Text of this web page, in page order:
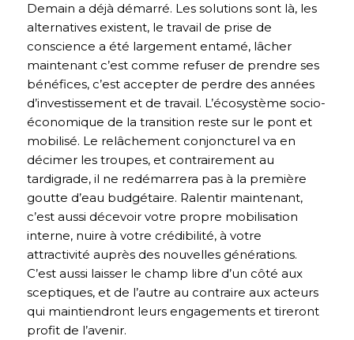
Demain a déjà démarré. Les solutions sont là, les
alternatives existent, le travail de prise de
conscience a été largement entamé, lâcher
maintenant c’est comme refuser de prendre ses
bénéfices, c’est accepter de perdre des années
d’investissement et de travail. L’écosystème socio-
économique de la transition reste sur le pont et
mobilisé. Le relâchement conjoncturel va en
décimer les troupes, et contrairement au
tardigrade, il ne redémarrera pas à la première
goutte d’eau budgétaire. Ralentir maintenant,
c’est aussi décevoir votre propre mobilisation
interne, nuire à votre crédibilité, à votre
attractivité auprès des nouvelles générations.
C’est aussi laisser le champ libre d’un côté aux
sceptiques, et de l’autre au contraire aux acteurs
qui maintiendront leurs engagements et tireront
profit de l’avenir.